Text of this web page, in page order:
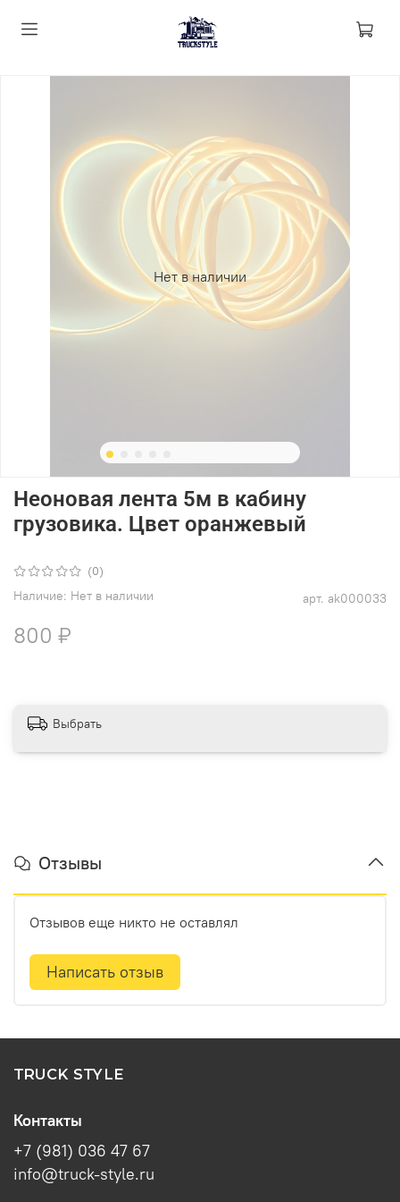
Нет в наличии
(0)
арт. ak000033
Наличие: Нет в наличии
Неоновая лента 5м в кабину
грузовика. Цвет оранжевый
800 ₽
Выбрать
Отзывы
Отзывов еще никто не оставлял
Написать отзыв
TRUCK STYLE
Контакты
+7 (981) 036 47 67
info@truck-style.ru